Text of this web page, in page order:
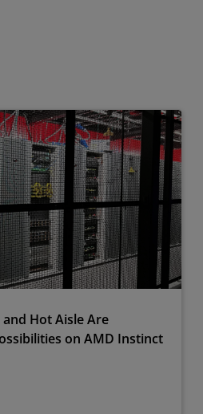
Hot Aisle Are
on AMD Instinct